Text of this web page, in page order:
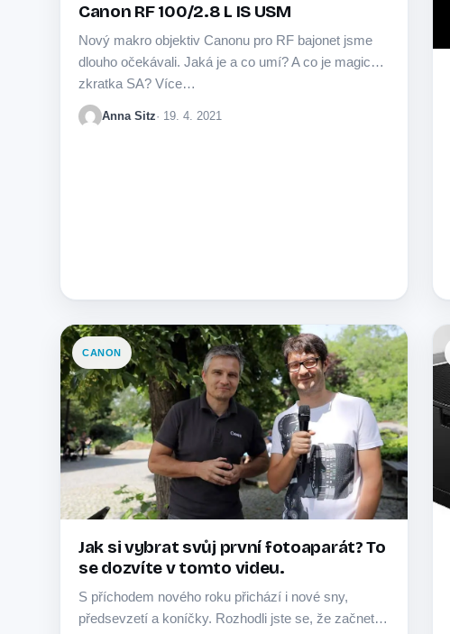
Canon RF 100/2.8 L IS USM
Nový makro objektiv Canonu pro RF bajonet jsme
dlouho očekávali. Jaká je a co umí? A co je magická
zkratka SA? Více…
Anna Sitz· 19. 4. 2021
CANON
Jak si vybrat svůj první fotoaparát? To
se dozvíte v tomto videu.
S příchodem nového roku přichází i nové sny,
předsevzetí a koníčky. Rozhodli jste se, že začnete